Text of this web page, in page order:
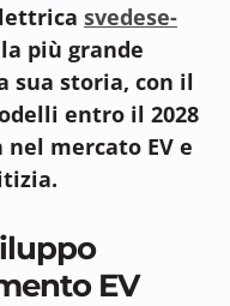
svedese-
più grande
sua storia, con il
entro il 2028
mercato EV e
EV